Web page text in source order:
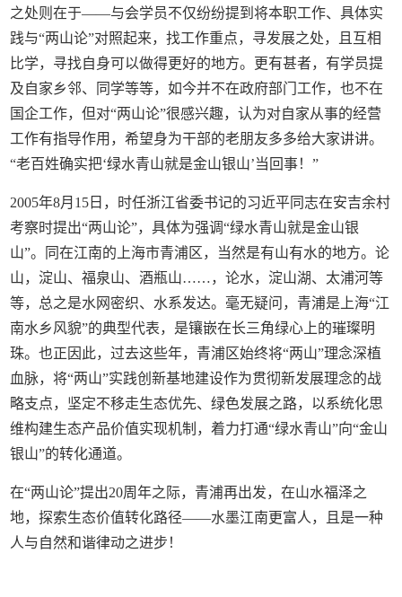
之处则在于——与会学员不仅纷纷提到将本职工作、具体实
践与“两山论”对照起来，找工作重点，寻发展之处，且互相
比学，寻找自身可以做得更好的地方。更有甚者，有学员提
及自家乡邻、同学等等，如今并不在政府部门工作，也不在
国企工作，但对“两山论”很感兴趣，认为对自家从事的经营
工作有指导作用，希望身为干部的老朋友多多给大家讲讲。
“老百姓确实把‘绿水青山就是金山银山’当回事！”
2005年8月15日，时任浙江省委书记的习近平同志在安吉余村
考察时提出“两山论”，具体为强调“绿水青山就是金山银
山”。同在江南的上海市青浦区，当然是有山有水的地方。论
山，淀山、福泉山、酒瓶山……，论水，淀山湖、太浦河等
等，总之是水网密织、水系发达。毫无疑问，青浦是上海“江
南水乡风貌”的典型代表，是镶嵌在长三角绿心上的璀璨明
珠。也正因此，过去这些年，青浦区始终将“两山”理念深植
血脉，将“两山”实践创新基地建设作为贯彻新发展理念的战
略支点，坚定不移走生态优先、绿色发展之路，以系统化思
维构建生态产品价值实现机制，着力打通“绿水青山”向“金山
银山”的转化通道。
在“两山论”提出20周年之际，青浦再出发，在山水福泽之
地，探索生态价值转化路径——水墨江南更富人，且是一种
人与自然和谐律动之进步！